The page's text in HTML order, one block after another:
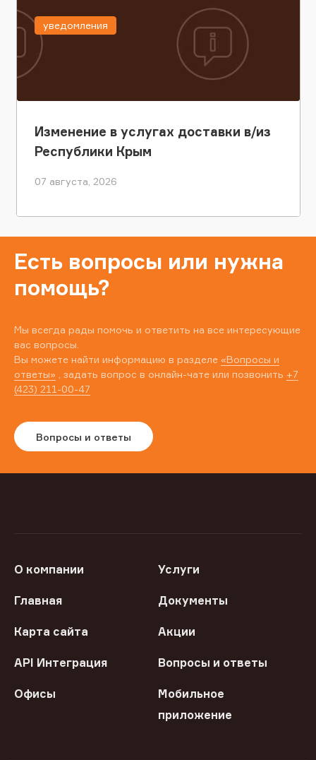
Изменение в услугах доставки в/из
Республики Крым
07 августа, 2026
уведомления
Есть вопросы или нужна
помощь?
Мы всегда рады помочь и ответить на все интересующие
вас вопросы.
Вы можете найти информацию в разделе «Вопросы и
ответы» , задать вопрос в онлайн-чате или позвонить +7
(423) 211-00-47
Вопросы и ответы
О компании Услуги
Главная Документы
Карта сайта Акции
API Интеграция Вопросы и ответы
Офисы
Мобильное
приложение